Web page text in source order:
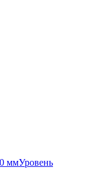
ммУровень